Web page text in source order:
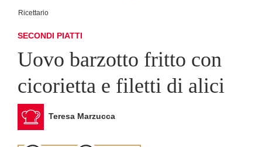
Ricettario
SECONDI PIATTI
Uovo barzotto fritto con
cicorietta e filetti di alici
Teresa Marzucca